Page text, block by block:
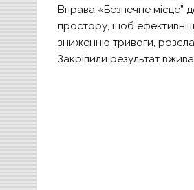
Вправа «Безпечне
простору, щоб
зниженню тривоги,
Закріпили результат